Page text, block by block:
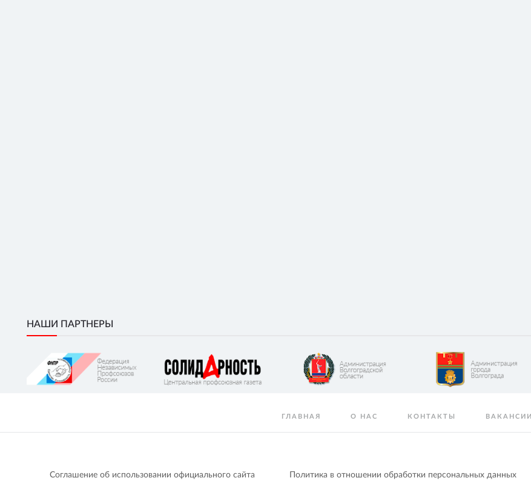
НАШИ ПАРТНЕРЫ
ГЛАВНАЯ О НАС КОНТАКТЫ ВАКАНСИИ
Соглашение об использовании официального сайта Политика в отношении обработки персональных данных